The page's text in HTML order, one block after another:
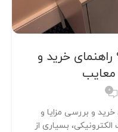
خرید و
معایب
0
و بررسی مزایا و
بسیاری از